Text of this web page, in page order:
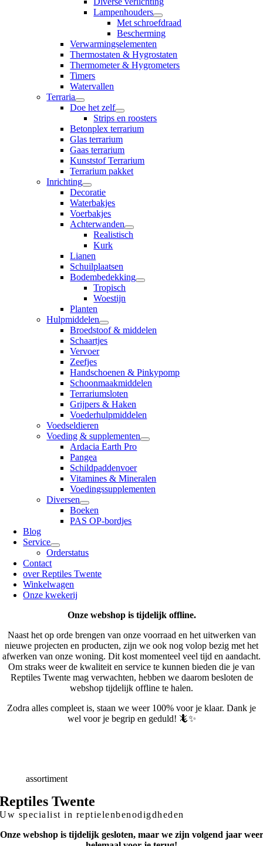
Lampenhouders
Met schroefdraad
Bescherming
Verwarmingselementen
Thermostaten & Hygrostaten
Thermometer & Hygrometers
Timers
Watervallen
Terraria
Doe het zelf
Strips en roosters
Betonplex terrarium
Glas terrarium
Gaas terrarium
Kunststof Terrarium
Terrarium pakket
Inrichting
Decoratie
Waterbakjes
Voerbakjes
Achterwanden
Realistisch
Kurk
Lianen
Schuilplaatsen
Bodembedekking
Tropisch
Woestijn
Planten
Hulpmiddelen
Broedstoof & middelen
Schaartjes
Vervoer
Zeefjes
Handschoenen & Pinkypomp
Schoonmaakmiddelen
Terrariumsloten
Grijpers & Haken
Voederhulpmiddelen
Voedseldieren
Voeding & supplementen
Ardacia Earth Pro
Pangea
Schildpaddenvoer
Vitamines & Mineralen
Voedingssupplementen
Diversen
Boeken
PAS OP-bordjes
Blog
Service
Orderstatus
Contact
over Reptiles Twente
Winkelwagen
Onze kwekerij
Onze webshop is tijdelijk offline.
Naast het op orde brengen van onze voorraad en het uitwerken van
nieuwe projecten en producten, zijn we ook nog volop bezig met het
afwerken van onze woning. Dit kost momenteel veel tijd en aandacht.
Om straks weer de kwaliteit en service te kunnen bieden die je van
Reptiles Twente mag verwachten, hebben we daarom besloten de
webshop tijdelijk offline te halen.
Zodra alles compleet is, staan we weer 100% voor je klaar. Dank je
wel voor je begrip en geduld! 🦎✨
Breedassortiment
Reptiles Twente
Uw specialist in reptielenbenodigdheden
Onze webshop is tijdelijk gesloten, maar we zijn volgend jaar weer